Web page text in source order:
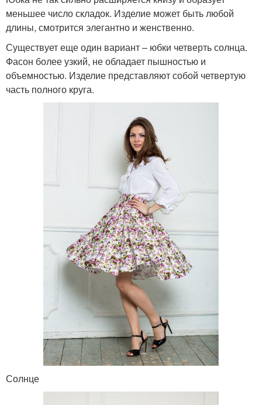
меньшее число складок. Изделие может быть любой
длины, смотрится элегантно и женственно.
Существует еще один вариант – юбки четверть солнца.
Фасон более узкий, не обладает пышностью и
объемностью. Изделие представляют собой четвертую
часть полного круга.
Солнце